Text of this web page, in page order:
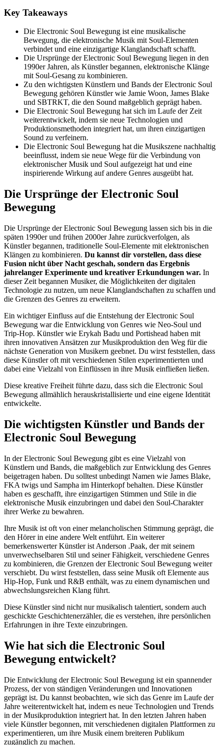
Key Takeaways
Die Electronic Soul Bewegung ist eine musikalische
Bewegung, die elektronische Musik mit Soul-Elementen
verbindet und eine einzigartige Klanglandschaft schafft.
Die Ursprünge der Electronic Soul Bewegung liegen in den
1990er Jahren, als Künstler begannen, elektronische Klänge
mit Soul-Gesang zu kombinieren.
Zu den wichtigsten Künstlern und Bands der Electronic Soul
Bewegung gehören Künstler wie Jamie Woon, James Blake
und SBTRKT, die den Sound maßgeblich geprägt haben.
Die Electronic Soul Bewegung hat sich im Laufe der Zeit
weiterentwickelt, indem sie neue Technologien und
Produktionsmethoden integriert hat, um ihren einzigartigen
Sound zu verfeinern.
Die Electronic Soul Bewegung hat die Musikszene nachhaltig
beeinflusst, indem sie neue Wege für die Verbindung von
elektronischer Musik und Soul aufgezeigt hat und eine
inspirierende Wirkung auf andere Genres ausgeübt hat.
Die Ursprünge der Electronic Soul
Bewegung
Die Ursprünge der Electronic Soul Bewegung lassen sich bis in die
späten 1990er und frühen 2000er Jahre zurückverfolgen, als
Künstler begannen, traditionelle Soul-Elemente mit elektronischen
Klängen zu kombinieren. Du kannst dir vorstellen, dass diese
Fusion nicht über Nacht geschah, sondern das Ergebnis
jahrelanger Experimente und kreativer Erkundungen war. In
dieser Zeit begannen Musiker, die Möglichkeiten der digitalen
Technologie zu nutzen, um neue Klanglandschaften zu schaffen und
die Grenzen des Genres zu erweitern.
Ein wichtiger Einfluss auf die Entstehung der Electronic Soul
Bewegung war die Entwicklung von Genres wie Neo-Soul und
Trip-Hop. Künstler wie Erykah Badu und Portishead haben mit
ihren innovativen Ansätzen zur Musikproduktion den Weg für die
nächste Generation von Musikern geebnet. Du wirst feststellen, dass
diese Künstler oft mit verschiedenen Stilen experimentierten und
dabei eine Vielzahl von Einflüssen in ihre Musik einfließen ließen.
Diese kreative Freiheit führte dazu, dass sich die Electronic Soul
Bewegung allmählich herauskristallisierte und eine eigene Identität
entwickelte.
Die wichtigsten Künstler und Bands der
Electronic Soul Bewegung
In der Electronic Soul Bewegung gibt es eine Vielzahl von
Künstlern und Bands, die maßgeblich zur Entwicklung des Genres
beigetragen haben. Du solltest unbedingt Namen wie James Blake,
FKA twigs und Sampha im Hinterkopf behalten. Diese Künstler
haben es geschafft, ihre einzigartigen Stimmen und Stile in die
elektronische Musik einzubringen und dabei den Soul-Charakter
ihrer Werke zu bewahren.
Ihre Musik ist oft von einer melancholischen Stimmung geprägt, die
den Hörer in eine andere Welt entführt. Ein weiterer
bemerkenswerter Künstler ist Anderson .Paak, der mit seinem
unverwechselbaren Stil und seiner Fähigkeit, verschiedene Genres
zu kombinieren, die Grenzen der Electronic Soul Bewegung weiter
verschiebt. Du wirst feststellen, dass seine Musik oft Elemente aus
Hip-Hop, Funk und R&B enthält, was zu einem dynamischen und
abwechslungsreichen Klang führt.
Diese Künstler sind nicht nur musikalisch talentiert, sondern auch
geschickte Geschichtenerzähler, die es verstehen, ihre persönlichen
Erfahrungen in ihre Texte einzubringen.
Wie hat sich die Electronic Soul
Bewegung entwickelt?
Die Entwicklung der Electronic Soul Bewegung ist ein spannender
Prozess, der von ständigen Veränderungen und Innovationen
geprägt ist. Du kannst beobachten, wie sich das Genre im Laufe der
Jahre weiterentwickelt hat, indem es neue Technologien und Trends
in der Musikproduktion integriert hat. In den letzten Jahren haben
viele Künstler begonnen, mit verschiedenen digitalen Plattformen zu
experimentieren, um ihre Musik einem breiteren Publikum
zugänglich zu machen.